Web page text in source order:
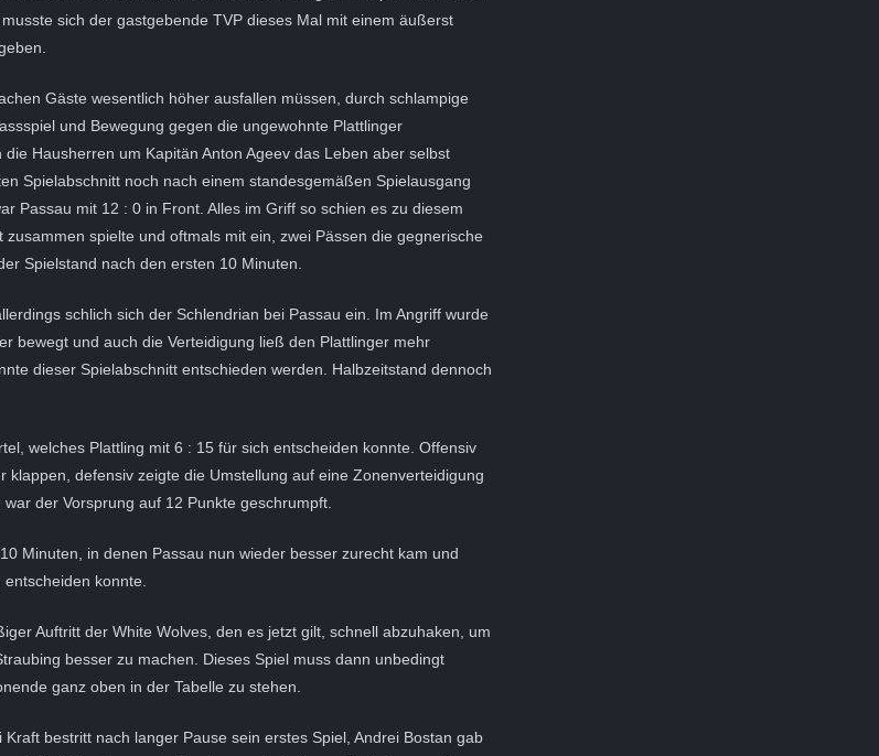
sich der gastgebende TVP dieses Mal mit einem äußerst
Gäste wesentlich höher ausfallen müssen, durch schlampige
und Bewegung gegen die ungewohnte Plattlinger
Hausherren um Kapitän Anton Ageev das Leben aber selbst
Spielabschnitt noch nach einem standesgemäßen Spielausgang
Passau mit 12 : 0 in Front. Alles im Griff so schien es zu diesem
spielte und oftmals mit ein, zwei Pässen die gegnerische
Spielstand nach den ersten 10 Minuten.
schlich sich der Schlendrian bei Passau ein. Im Angriff wurde
bewegt und auch die Verteidigung ließ den Plattlinger mehr
dieser Spielabschnitt entschieden werden. Halbzeitstand dennoch
welches Plattling mit 6 : 15 für sich entscheiden konnte. Offensiv
klappen, defensiv zeigte die Umstellung auf eine Zonenverteidigung
der Vorsprung auf 12 Punkte geschrumpft.
Minuten, in denen Passau nun wieder besser zurecht kam und
konnte.
Auftritt der White Wolves, den es jetzt gilt, schnell abzuhaken, um
besser zu machen. Dieses Spiel muss dann unbedingt
ganz oben in der Tabelle zu stehen.
Kraft bestritt nach langer Pause sein erstes Spiel, Andrei Bostan gab